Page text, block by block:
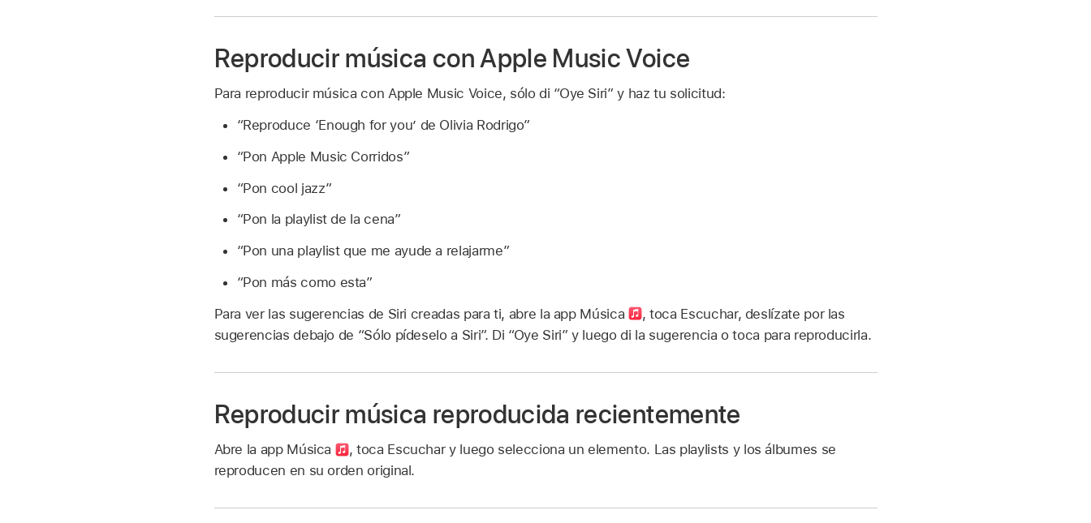
Reproducir música con Apple Music Voice
Para reproducir música con Apple Music Voice, sólo di “Oye Siri” y haz tu solicitud:
“Reproduce ‘Enough for you’ de Olivia Rodrigo”
“Pon Apple Music Corridos”
“Pon cool jazz”
“Pon la playlist de la cena”
“Pon una playlist que me ayude a relajarme”
“Pon más como esta”
Para ver las sugerencias de Siri creadas para ti, abre la app Música
,toca Escuchar, deslízate por las
sugerencias debajo de “Sólo pídeselo a Siri”. Di “Oye Siri” y luego di la sugerencia o toca para reproducirla.
Reproducir música reproducida recientemente
Abre la app Música ,toca Escuchar y luego selecciona un elemento. Las playlists y los álbumes se
reproducen en su orden original.